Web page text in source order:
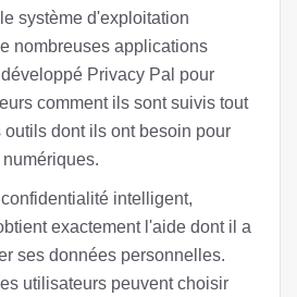
système d'exploitation
nombreuses applications
Privacy Pal pour
comment ils sont suivis tout
dont ils ont besoin pour
intelligent,
exactement l'aide dont il a
ses données personnelles.
utilisateurs peuvent choisir